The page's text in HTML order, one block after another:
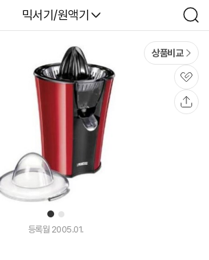
다나와
믹서기/원액기
검
색
1 2
상품비교
관
심
등록월 2005.01.